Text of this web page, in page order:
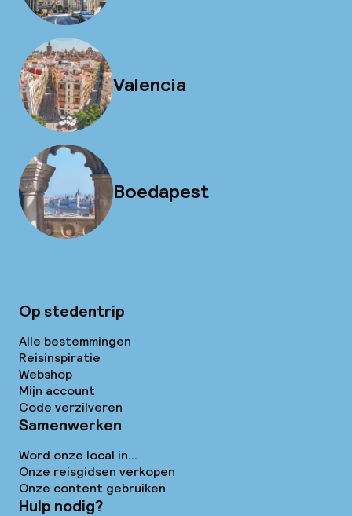
Valencia
Boedapest
Op stedentrip
Alle bestemmingen
Reisinspiratie
Webshop
Mijn account
Code verzilveren
Samenwerken
Word onze local in...
Onze reisgidsen verkopen
Onze content gebruiken
Hulp nodig?